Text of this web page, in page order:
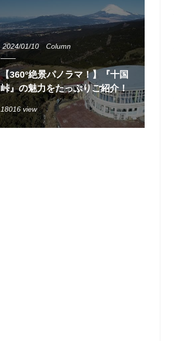
2024/01/10 Column
【360°絶景パノラマ！】『十国
峠』の魅力をたっぷりご紹介！
18016 view